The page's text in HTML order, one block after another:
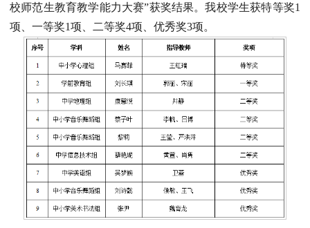
校师范生教育教学能力大赛”获奖结果。我校学生获特等奖1
项、一等奖1项、二等奖4项、优秀奖3项。